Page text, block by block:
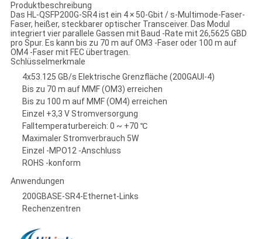
Produktbeschreibung
Das HL-QSFP200G-SR4 ist ein 4 × 50-Gbit / s-Multimode-Faser-
Faser, heißer, steckbarer optischer Transceiver. Das Modul
integriert vier parallele Gassen mit Baud -Rate mit 26,5625 GBD
pro Spur. Es kann bis zu 70 m auf OM3 -Faser oder 100 m auf
OM4 -Faser mit FEC übertragen.
Schlüsselmerkmale
4x53.125 GB/s Elektrische Grenzfläche (200GAUI-4)
Bis zu 70 m auf MMF (OM3) erreichen
Bis zu 100 m auf MMF (OM4) erreichen
Einzel +3,3 V Stromversorgung
Falltemperaturbereich: 0 ~ +70 ℃
Maximaler Stromverbrauch 5W
Einzel -MPO12 -Anschluss
ROHS -konform
Anwendungen
200GBASE-SR4-Ethernet-Links
Rechenzentren